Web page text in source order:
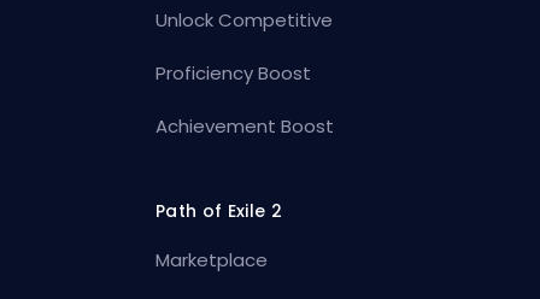
Unlock Competitive
Proficiency Boost
Achievement Boost
Path of Exile 2
Marketplace